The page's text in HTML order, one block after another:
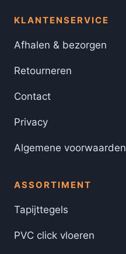
KLANTENSERVICE
Afhalen & bezorgen
Retourneren
Contact
Privacy
Algemene voorwaarden
ASSORTIMENT
Tapijttegels
PVC click vloeren